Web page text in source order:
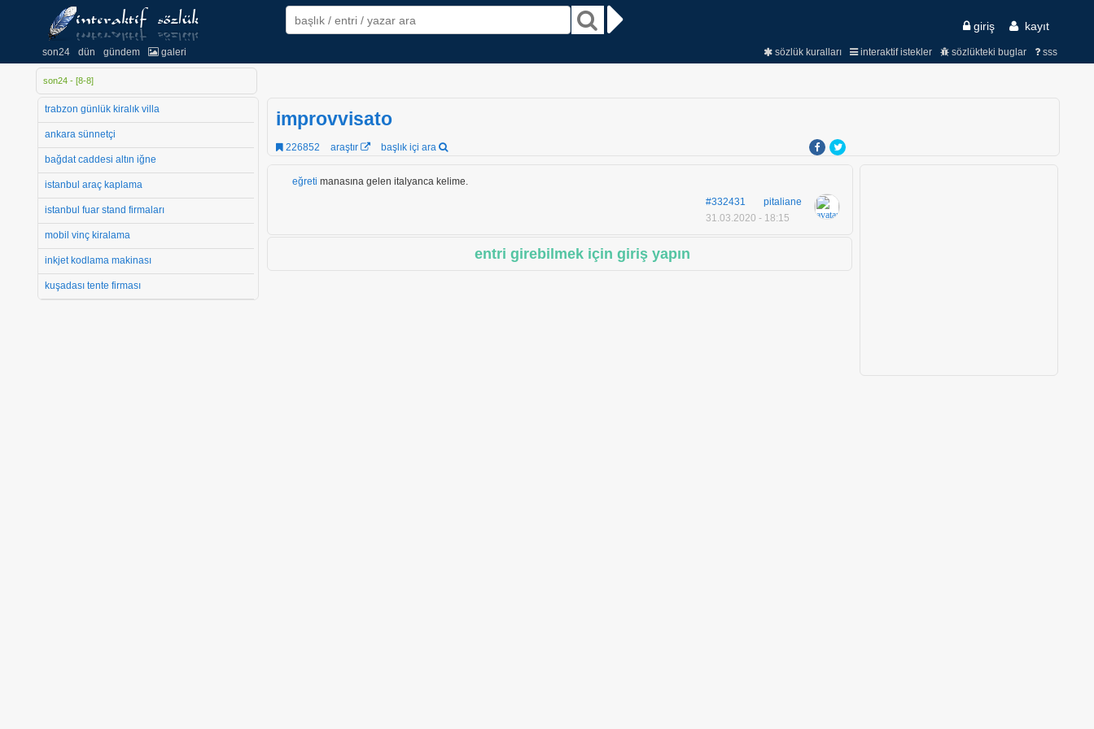
kayıt
giriş
son24 dün gündem galeri sss
sözlükteki buglar
interaktif istekler
sözlük kuralları
son24 - [8-8]
trabzon günlük kiralık villa
ankara sünnetçi
bağdat caddesi altın iğne
istanbul araç kaplama
istanbul fuar stand firmaları
mobil vinç kiralama
inkjet kodlama makinası
kuşadası tente firması
improvvisato
226852 araştır başlık içi ara
eğreti manasına gelen italyanca kelime.
#332431
pitaliane
31.03.2020 - 18:15
entri girebilmek için giriş yapın